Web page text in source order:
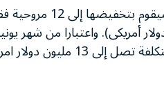
ويقوم البرنامج حاليا
مايو (بتكلفة تصل الى 10,9 مليون دولار
دولار امريكى).